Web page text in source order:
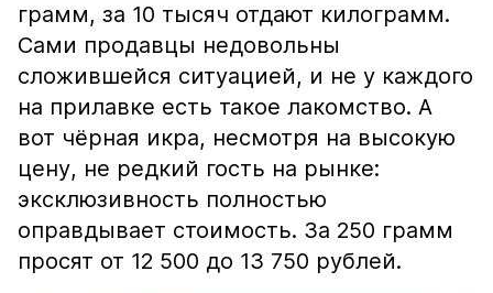
грамм, за 10 тысяч отдают килограмм.
Сами продавцы недовольны
сложившейся ситуацией, и не у каждого
на прилавке есть такое лакомство. А
вот чёрная икра, несмотря на высокую
цену, не редкий гость на рынке:
эксклюзивность полностью
оправдывает стоимость. За 250 грамм
просят от 12 500 до 13 750 рублей.